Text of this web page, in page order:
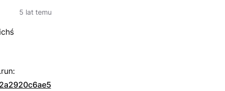
5 lat temu